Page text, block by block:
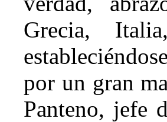
Grecia,
por un gran
Panteno, jefe